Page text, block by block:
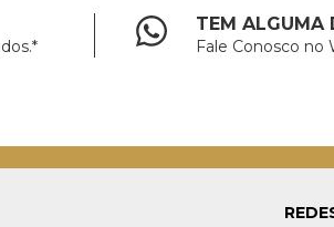
TEM ALGUMA
Fale Conosco no